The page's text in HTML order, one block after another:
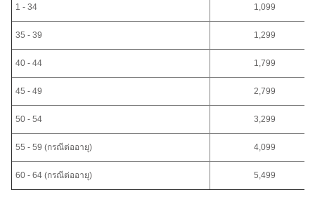
1 - 34 1,099
35 - 39 1,299
40 - 44 1,799
45 - 49 2,799
50 - 54 3,299
55 - 59 (กรณีต่ออายุ) 4,099
60 - 64 (กรณีต่ออายุ) 5,499